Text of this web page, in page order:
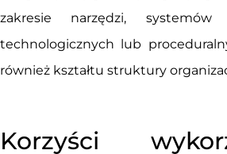
zakresie narzędzi,
technologicznych lub
również kształtu struktury
Korzyści